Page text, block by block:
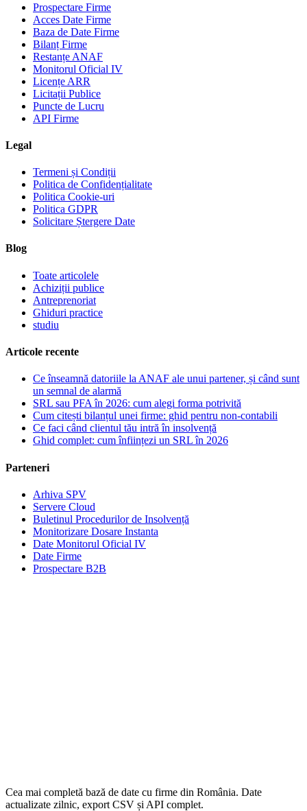
Prospectare Firme
Acces Date Firme
Baza de Date Firme
Bilanț Firme
Restanțe ANAF
Monitorul Oficial IV
Licențe ARR
Licitații Publice
Puncte de Lucru
API Firme
Legal
Termeni și Condiții
Politica de Confidențialitate
Politica Cookie-uri
Politica GDPR
Solicitare Ștergere Date
Blog
Toate articolele
Achiziții publice
Antreprenoriat
Ghiduri practice
studiu
Articole recente
Ce înseamnă datoriile la ANAF ale unui partener, și când sunt
un semnal de alarmă
SRL sau PFA în 2026: cum alegi forma potrivită
Cum citești bilanțul unei firme: ghid pentru non-contabili
Ce faci când clientul tău intră în insolvență
Ghid complet: cum înființezi un SRL în 2026
Parteneri
Arhiva SPV
Servere Cloud
Buletinul Procedurilor de Insolvență
Monitorizare Dosare Instanta
Date Monitorul Oficial IV
Date Firme
Prospectare B2B
Cea mai completă bază de date cu firme din România. Date
actualizate zilnic, export CSV și API complet.